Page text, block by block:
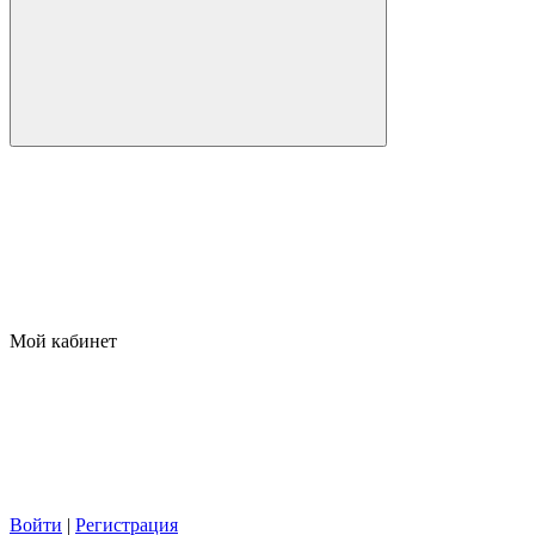
Мой кабинет
Войти | Регистрация